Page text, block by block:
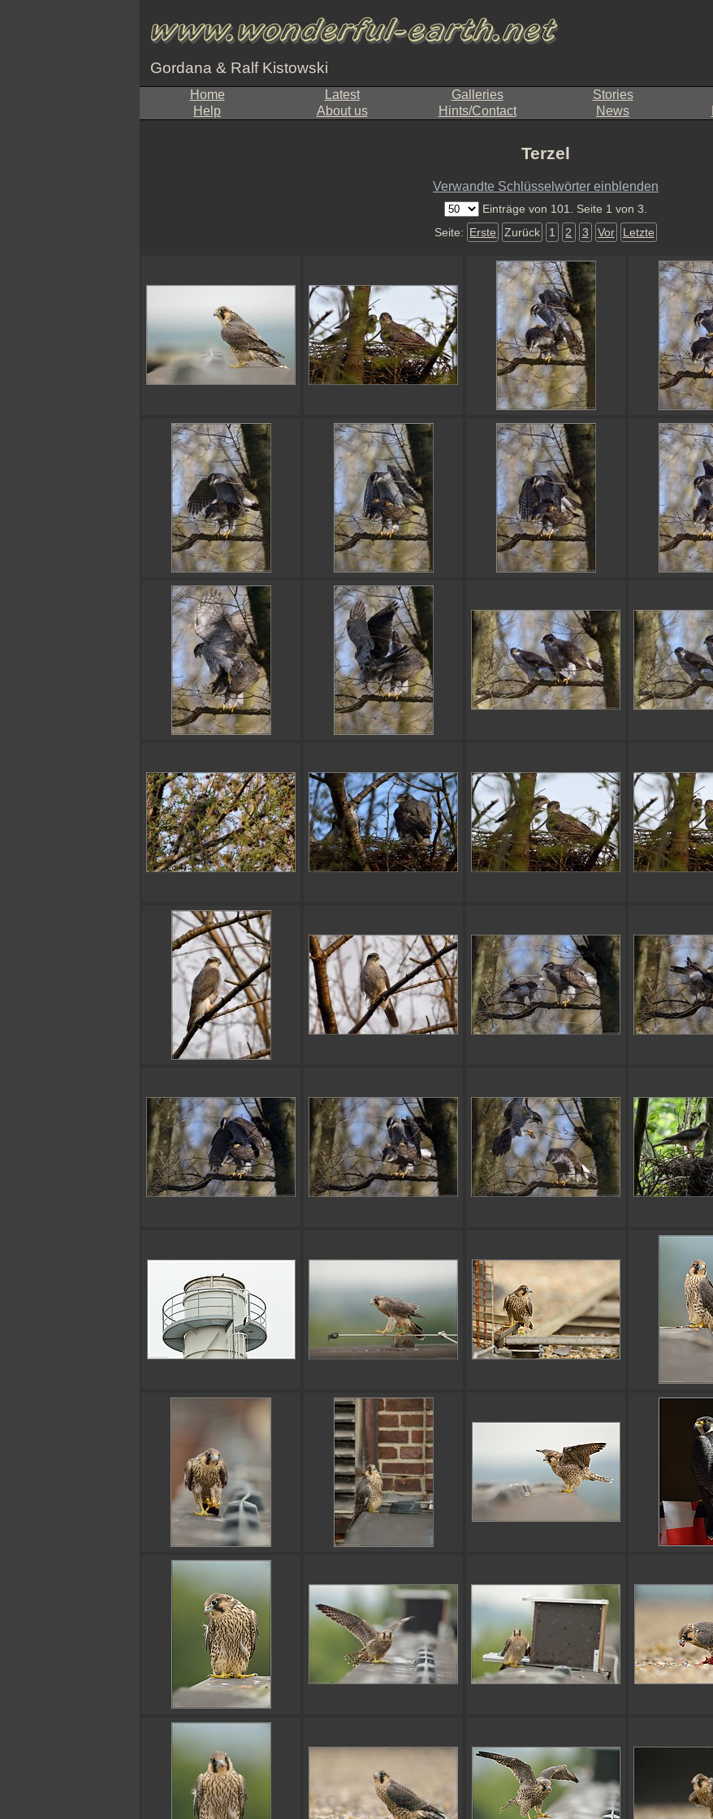
Gordana & Ralf Kistowski
Home Latest Galleries Stories
Help
About us Hints/Contact News
Terzel
Verwandte Schlüsselwörter einblenden
Einträge von 101. Seite 1 von 3.
Seite: Erste Zurück 1 2 3 Vor Letzte